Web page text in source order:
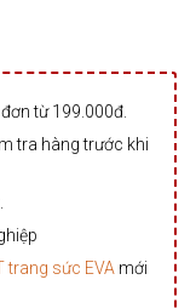
từ 199.000đ.
tra hàng trước khi
trang sức EVA mới